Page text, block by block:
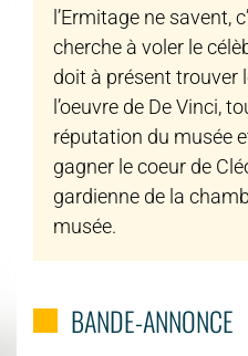
l’Ermitage ne savent,
cherche à voler le
doit à présent trouver
l’oeuvre de De Vinci,
réputation du musée
gagner le coeur de
gardienne de la
musée.
BANDE-ANNONCE